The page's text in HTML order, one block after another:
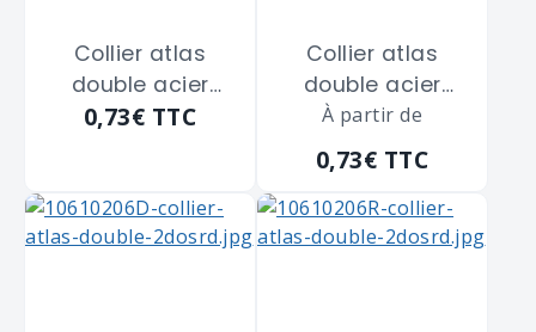
Collier atlas
double acier
zingué blanc
0,73€ TTC
Collier atlas
double acier
zingué blanc
SCELL-IT "CD16" de
diamètre 16 m/m
À partir de
0,73€ TTC